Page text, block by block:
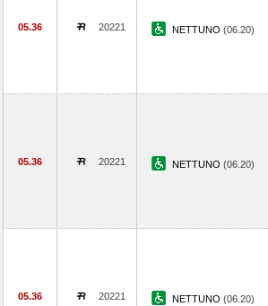
05.36 20221 NETTUNO (06.20)
05.36 20221 NETTUNO (06.20)
05.36 20221 NETTUNO (06.20)